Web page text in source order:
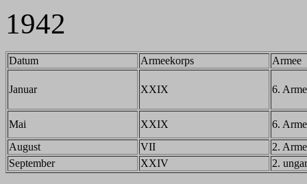
1942
Datum Armeekorps Armee
Januar XXIX 6.
Mai XXIX
6.
August
VII
2.
September
XXIV 2.